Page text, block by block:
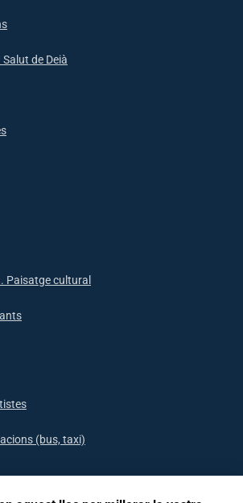
de Deià
Paisatge cultural
(bus, taxi)